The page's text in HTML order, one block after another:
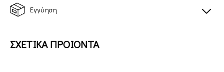
Εγγύηση
ΣΧΕΤΙΚΑ ΠΡΟΙΟΝΤΑ